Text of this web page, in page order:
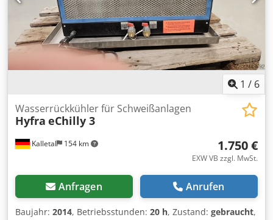
1 / 6
Kalletal 154 km
Wasserrückkühler für Schweißanlagen
Hyfra eChilly 3
1.750 €
EXW VB zzgl. MwSt.
Anfragen Anrufen
Baujahr: 2014, Betriebsstunden: 20 h, Zustand: gebraucht,